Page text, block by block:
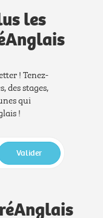
les
! Tenez-
des stages,
qui
!
Valider